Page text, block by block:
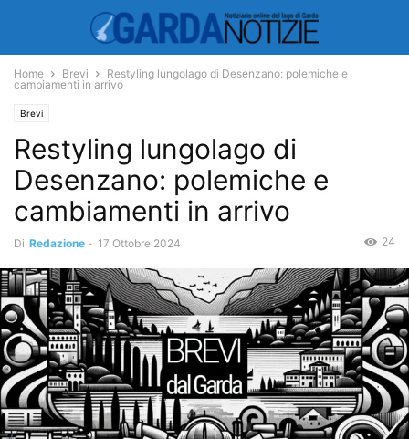
Home Brevi
Restyling lungolago di Desenzano: polemiche e
cambiamenti in arrivo
Brevi
Restyling lungolago di
Desenzano: polemiche e
cambiamenti in arrivo
Di Redazione - 17 Ottobre 2024 24